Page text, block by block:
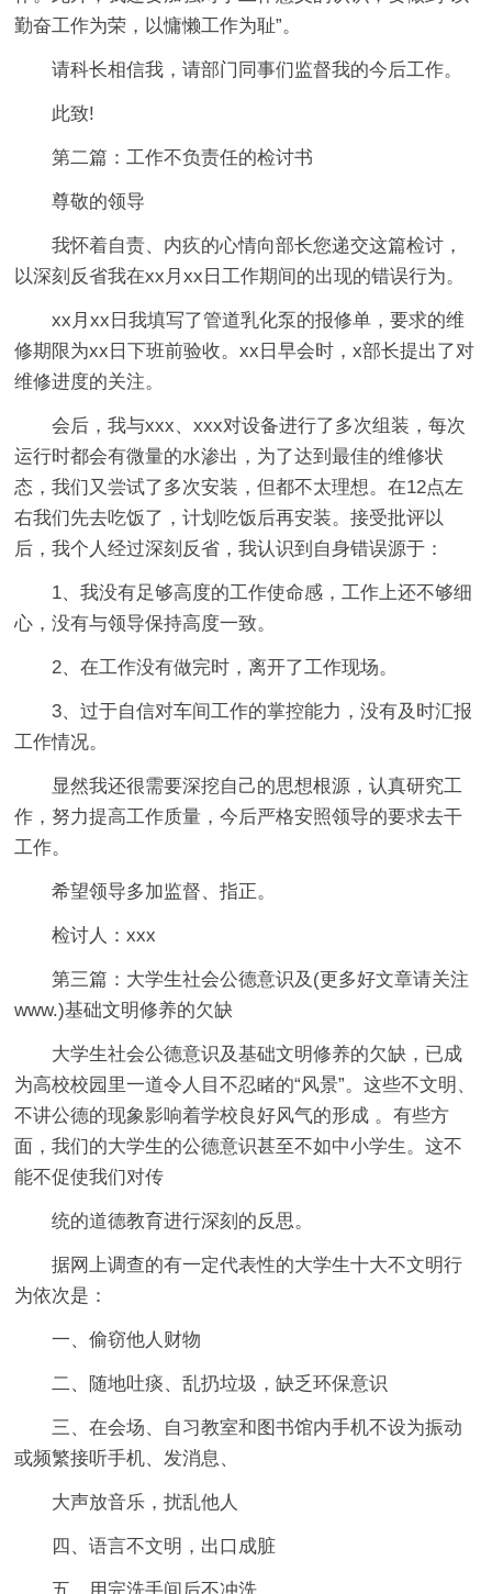
勤奋工作为荣，以慵懒工作为耻”。
请科长相信我，请部门同事们监督我的今后工作。
此致!
第二篇：工作不负责任的检讨书
尊敬的领导
我怀着自责、内疚的心情向部长您递交这篇检讨，
以深刻反省我在xx月xx日工作期间的出现的错误行为。
xx月xx日我填写了管道乳化泵的报修单，要求的维
修期限为xx日下班前验收。xx日早会时，x部长提出了对
维修进度的关注。
会后，我与xxx、xxx对设备进行了多次组装，每次
运行时都会有微量的水渗出，为了达到最佳的维修状
态，我们又尝试了多次安装，但都不太理想。在12点左
右我们先去吃饭了，计划吃饭后再安装。接受批评以
后，我个人经过深刻反省，我认识到自身错误源于：
1、我没有足够高度的工作使命感，工作上还不够细
心，没有与领导保持高度一致。
2、在工作没有做完时，离开了工作现场。
3、过于自信对车间工作的掌控能力，没有及时汇报
工作情况。
显然我还很需要深挖自己的思想根源，认真研究工
作，努力提高工作质量，今后严格安照领导的要求去干
工作。
希望领导多加监督、指正。
检讨人：xxx
第三篇：大学生社会公德意识及(更多好文章请关注
www.)基础文明修养的欠缺
大学生社会公德意识及基础文明修养的欠缺，已成
为高校校园里一道令人目不忍睹的“风景”。这些不文明、
不讲公德的现象影响着学校良好风气的形成 。有些方
面，我们的大学生的公德意识甚至不如中小学生。这不
能不促使我们对传
统的道德教育进行深刻的反思。
据网上调查的有一定代表性的大学生十大不文明行
为依次是：
一、偷窃他人财物
二、随地吐痰、乱扔垃圾，缺乏环保意识
三、在会场、自习教室和图书馆内手机不设为振动
或频繁接听手机、发消息、
大声放音乐，扰乱他人
四、语言不文明，出口成脏